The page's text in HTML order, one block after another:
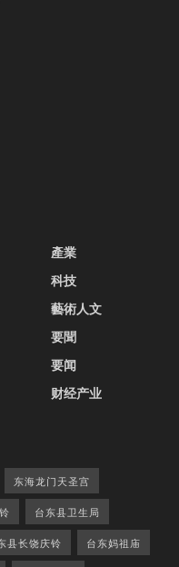
產業
科技
藝術人文
要聞
要闻
财经产业
东海龙门天圣宫
台东县卫生局
县长饶庆铃 台东妈祖庙